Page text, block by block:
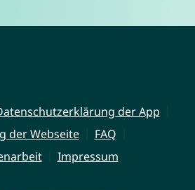
der App
der Webseite
FAQ
Impressum